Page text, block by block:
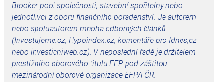
Brooker pool společnosti, stavební spořitelny nebo
jednotlivci z oboru finančního poradenství. Je autorem
nebo spoluautorem mnoha odborných článků
(Investujeme.cz, Hypoindex.cz, komentáře pro Idnes,cz
nebo investicniweb.cz). V neposlední řadě je držitelem
prestižního oborového titulu EFP pod záštitou
mezinárodní oborové organizace EFPA ČR.